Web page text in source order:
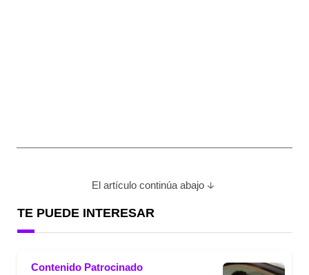
El artículo continúa abajo
TE PUEDE INTERESAR
Contenido Patrocinado